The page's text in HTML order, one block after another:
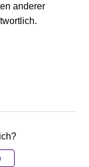
anderer